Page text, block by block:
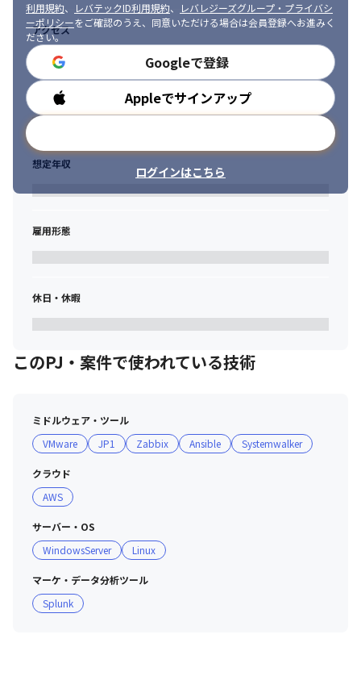
利用規約、 レバテックID利用規約、
レバレジーズグループ・プライバシ
ーポリシーをご確認のうえ、同意いただける場合は会員登録へお進みく
ださい。
Googleで登録
Appleでサインアップ
ログインはこちら
アクセス
勤務時間
想定年収
雇用形態
休日・休暇
このPJ・案件で使われている技術
ミドルウェア・ツール
VMware
JP1 Zabbix Ansible Systemwalker
クラウド
AWS
サーバー・OS
WindowsServer
Linux
マーケ・データ分析ツール
Splunk